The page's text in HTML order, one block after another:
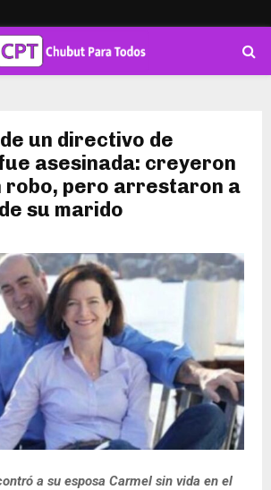
un directivo de
asesinada: creyeron
robo, pero arrestaron a
su marido
a su esposa Carmel sin vida en el